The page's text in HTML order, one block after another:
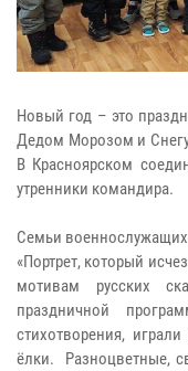
Новый год – это
Дедом Морозом и
В Красноярском
утренники командира.
Семьи
«Портрет, который
мотивам русских
праздничной
стихотворения,
ёлки. Разноцветные,